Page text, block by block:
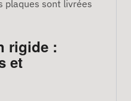
plaques sont livrées
rigide :
et